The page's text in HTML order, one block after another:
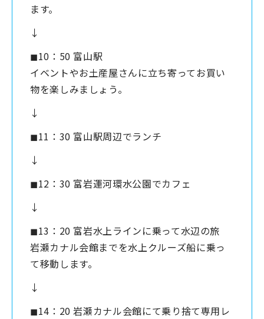
ます。
↓
◼︎10：50 富山駅
イベントやお土産屋さんに立ち寄ってお買い
物を楽しみましょう。
↓
◼︎11：30 富山駅周辺でランチ
↓
◼︎12：30 富岩運河環水公園でカフェ
↓
◼︎13：20 富岩水上ラインに乗って水辺の旅
岩瀬カナル会館までを水上クルーズ船に乗っ
て移動します。
↓
◼︎14：20 岩瀬カナル会館にて乗り捨て専用レ